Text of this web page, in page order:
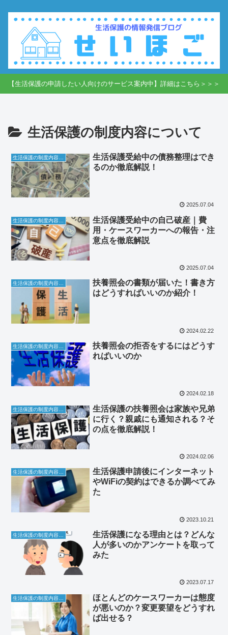
【生活保護の申請したい人向けのサービス案内中】詳細はこちら＞＞＞
生活保護の制度内容について
生活保護受給中の債務整理はでき
るのか徹底解説！
2025.07.04
生活保護受給中の自己破産｜費
用・ケースワーカーへの報告・注
意点を徹底解説
2025.07.04
生活保護の制度内容について
扶養照会の書類が届いた！書き方
はどうすればいいのか紹介！
2024.02.22
扶養照会の拒否をするにはどうす
ればいいのか
2024.02.18
生活保護の扶養照会は家族や兄弟
に行く？親戚にも通知される？そ
の点を徹底解説！
2024.02.06
生活保護の制度内容について
生活保護申請後にインターネット
やWiFiの契約はできるか調べてみ
た
2023.10.21
生活保護になる理由とは？どんな
人が多いのかアンケートを取って
みた
2023.07.17
ほとんどのケースワーカーは態度
が悪いのか？変更要望をどうすれ
ば出せる？